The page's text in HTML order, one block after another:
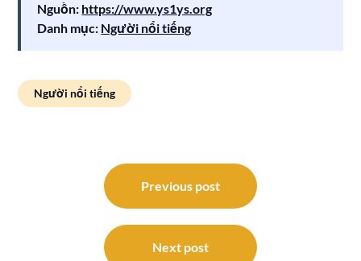
Nguồn: https://www.ys1ys.org
Danh mục: Người nổi tiếng
Người nổi tiếng
Previous post
Next post